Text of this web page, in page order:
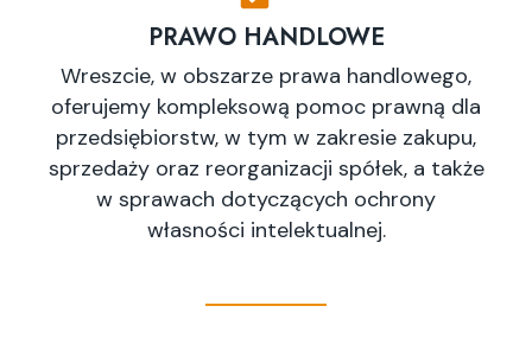
PRAWO HANDLOWE
Wreszcie, w obszarze prawa handlowego,
oferujemy kompleksową pomoc prawną dla
przedsiębiorstw, w tym w zakresie zakupu,
sprzedaży oraz reorganizacji spółek, a także
w sprawach dotyczących ochrony
własności intelektualnej.